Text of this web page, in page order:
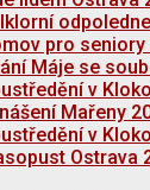
pro seniory
Máje se
v
Mařeny
v
Ostrava